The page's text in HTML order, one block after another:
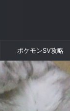
ポケモンSV攻略